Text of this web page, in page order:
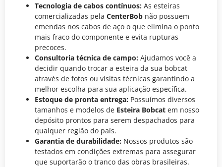
Tecnologia de cabos contínuos: As esteiras
comercializadas pela CenterBob não possuem
emendas nos cabos de aço o que elimina o ponto
mais fraco do componente e evita rupturas
precoces.
Consultoria técnica de campo: Ajudamos você a
decidir quando trocar a esteira da sua bobcat
através de fotos ou visitas técnicas garantindo a
melhor escolha para sua aplicação específica.
Estoque de pronta entrega: Possuímos diversos
tamanhos e modelos de Esteira Bobcat em nosso
depósito prontos para serem despachados para
qualquer região do país.
Garantia de durabilidade: Nossos produtos são
testados em condições extremas para assegurar
que suportarão o tranco das obras brasileiras.